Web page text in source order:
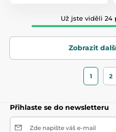
Už jste viděli 24
Zobrazit
1 2
Přihlaste se do newsletteru
Zde napište váš e-mail